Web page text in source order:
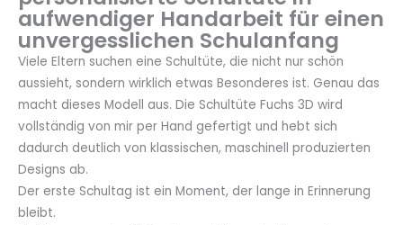
aufwendiger Handarbeit für einen
unvergesslichen Schulanfang
Viele Eltern suchen eine Schultüte, die nicht nur schön
aussieht, sondern wirklich etwas Besonderes ist. Genau das
macht dieses Modell aus. Die Schultüte Fuchs 3D wird
vollständig von mir per Hand gefertigt und hebt sich
dadurch deutlich von klassischen, maschinell produzierten
Designs ab.
Der erste Schultag ist ein Moment, der lange in Erinnerung
bleibt.